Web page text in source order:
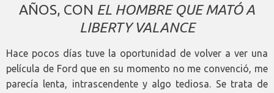
AÑOS, CON EL HOMBRE QUE MATÓ A
LIBERTY VALANCE
Hace pocos días tuve la oportunidad de volver a ver una
película de Ford que en su momento no me convenció, me
parecía lenta, intrascendente y algo tediosa. Se trata de